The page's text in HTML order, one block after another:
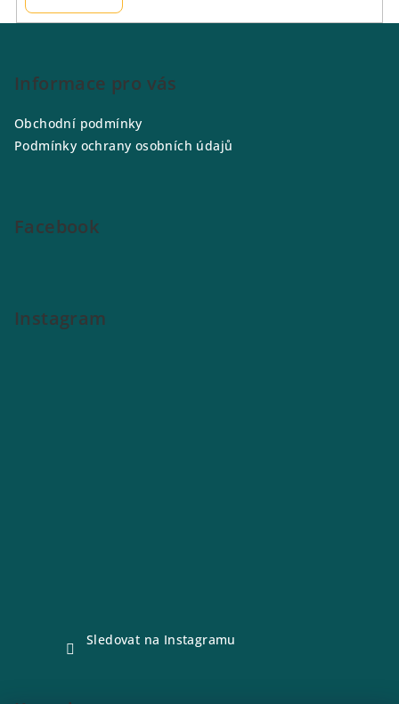
Informace pro vás
Obchodní podmínky
Podmínky ochrany osobních údajů
Facebook
Instagram
Sledovat na Instagramu